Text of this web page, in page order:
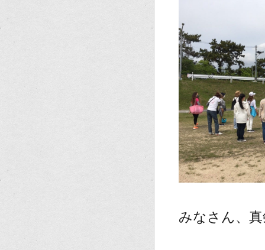
みなさん、